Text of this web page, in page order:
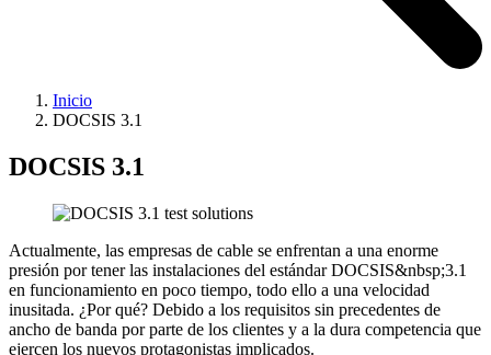
Inicio
DOCSIS 3.1
DOCSIS 3.1
Actualmente, las empresas de cable se enfrentan a una enorme
presión por tener las instalaciones del estándar DOCSIS&nbsp;3.1
en funcionamiento en poco tiempo, todo ello a una velocidad
inusitada. ¿Por qué? Debido a los requisitos sin precedentes de
ancho de banda por parte de los clientes y a la dura competencia que
ejercen los nuevos protagonistas implicados.